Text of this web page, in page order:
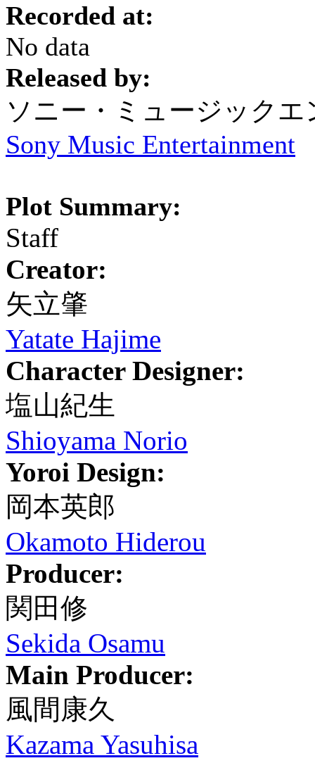
Recorded at:
No data
Released by:
ソニー・ミュージック
Sony Music Entertainment
Plot Summary:
Staff
Creator:
矢立肇
Yatate Hajime
Character Designer:
塩山紀生
Shioyama Norio
Yoroi Design:
岡本英郎
Okamoto Hiderou
Producer:
関田修
Sekida Osamu
Main Producer:
風間康久
Kazama Yasuhisa